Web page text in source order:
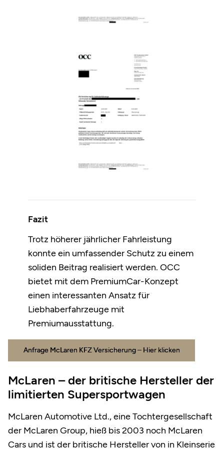
Fazit
Trotz höherer jährlicher Fahrleistung
konnte ein umfassender Schutz zu einem
soliden Beitrag realisiert werden. OCC
bietet mit dem PremiumCar-Konzept
einen interessanten Ansatz für
Liebhaberfahrzeuge mit
Premiumausstattung.
Anfrage McLaren KFZ Versicherung – Hier klicken
McLaren – der britische Hersteller der
limitierten Supersportwagen
McLaren Automotive Ltd., eine Tochtergesellschaft
der McLaren Group, hieß bis 2003 noch McLaren
Cars und ist der britische Hersteller von in Kleinserie